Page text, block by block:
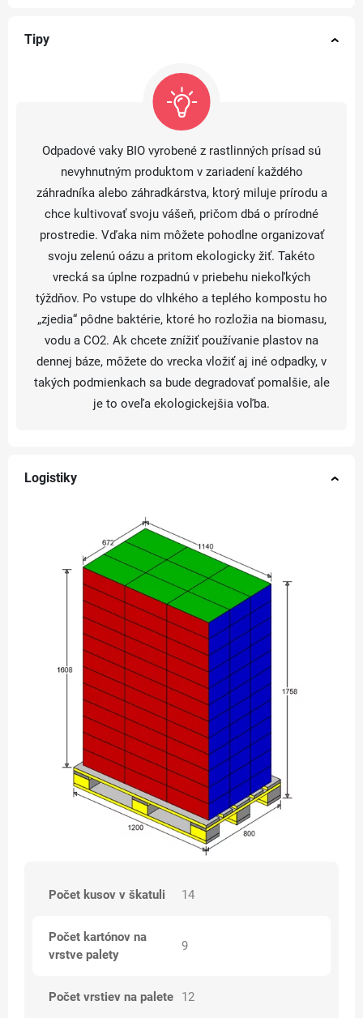
Tipy
Odpadové vaky BIO vyrobené z rastlinných prísad sú
nevyhnutným produktom v zariadení každého
záhradníka alebo záhradkárstva, ktorý miluje prírodu a
chce kultivovať svoju vášeň, pričom dbá o prírodné
prostredie. Vďaka nim môžete pohodlne organizovať
svoju zelenú oázu a pritom ekologicky žiť. Takéto
vrecká sa úplne rozpadnú v priebehu niekoľkých
týždňov. Po vstupe do vlhkého a teplého kompostu ho
„zjedia“ pôdne baktérie, ktoré ho rozložia na biomasu,
vodu a CO2. Ak chcete znížiť používanie plastov na
dennej báze, môžete do vrecka vložiť aj iné odpadky, v
takých podmienkach sa bude degradovať pomalšie, ale
je to oveľa ekologickejšia voľba.
Logistiky
Počet kusov v škatuli 14
Počet kartónov na
vrstve palety
9
Počet vrstiev na palete 12